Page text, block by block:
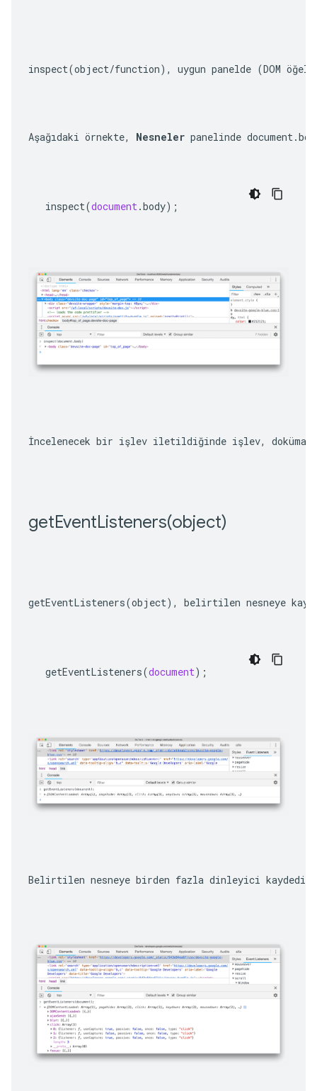
inspect(object/function) , uygun panelde (DOM
Aşağıdaki örnekte, Nesneler panelinde
inspect(document .body);
İncelenecek bir işlev iletildiğinde işlev,
getEventListeners(object)
getEventListeners(object) , belirtilen nesneye
getEventListeners(document);
Belirtilen nesneye birden fazla dinleyici